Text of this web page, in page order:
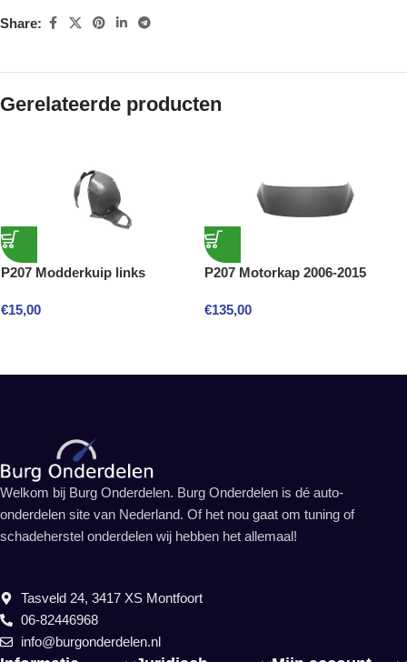
Share:
Gerelateerde producten
P207 Modderkuip links
€15,00
P207 Motorkap 2006-2015
€135,00
Welkom bij Burg Onderdelen. Burg Onderdelen is dé auto-
onderdelen site van Nederland. Of het nou gaat om tuning of
schadeherstel onderdelen wij hebben het allemaal!
Tasveld 24, 3417 XS Montfoort
06-82446968
info@burgonderdelen.nl